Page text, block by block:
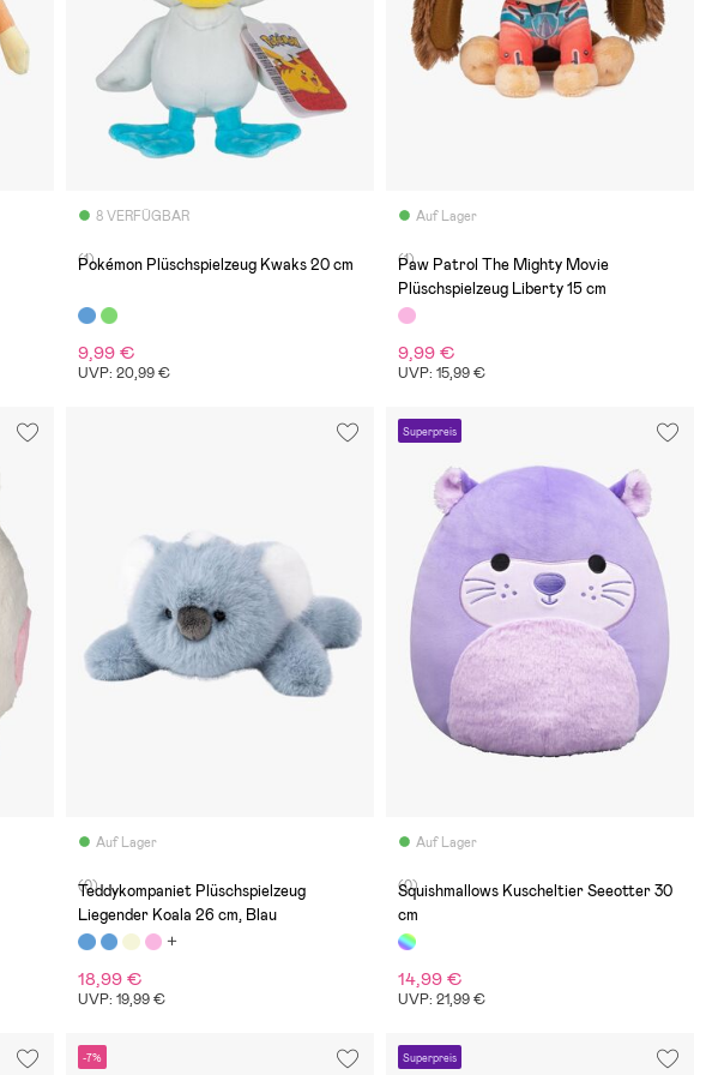
8 VERFÜGBAR
(1)
Pokémon Plüschspielzeug Kwaks 20 cm
9,99 €
UVP: 20,99 €
Auf Lager
(1)
Paw Patrol The Mighty Movie
Plüschspielzeug Liberty 15 cm
9,99 €
UVP: 15,99 €
Auf Lager
(0)
Teddykompaniet Plüschspielzeug
Liegender Koala 26 cm, Blau
18,99 €
UVP: 19,99 €
Superpreis
Auf Lager
(0)
Squishmallows Kuscheltier Seeotter 30
cm
14,99 €
UVP: 21,99 €
-7% Superpreis